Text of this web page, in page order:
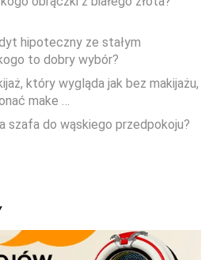
hipoteczny ze stałym
to dobry wybór?
który wygląda jak bez makijażu,
make …
szafa do wąskiego przedpokoju?